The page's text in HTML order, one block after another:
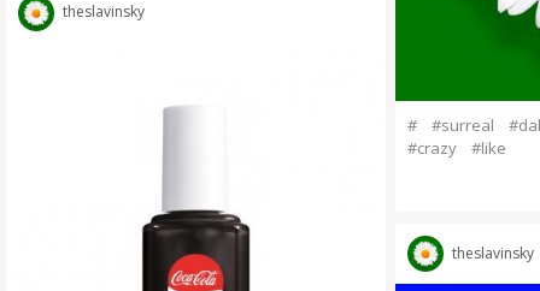
theslavinsky
# #surreal
#crazy
#like
theslavinsky